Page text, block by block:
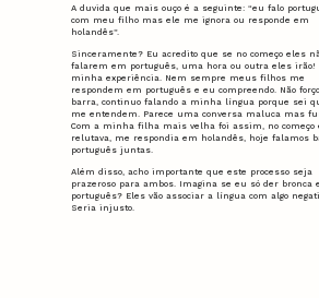
A duvida que mais ouço é a seguinte: “eu falo
com meu filho mas ele me ignora ou responde em
holandês”.
Sinceramente? Eu acredito que se no começo eles
falarem em português, uma hora ou outra eles irão!
minha experiência. Nem sempre meus filhos me
respondem em português e eu compreendo. Não
barra, continuo falando a minha língua porque sei
me entendem. Parece uma conversa maluca mas
Com a minha filha mais velha foi assim, no começo
relutava, me respondia em holandês, hoje falamos
português juntas.
Além disso, acho importante que este processo seja
prazeroso para ambos. Imagina se eu só der bronca
português? Eles vão associar a língua com algo
Seria injusto.